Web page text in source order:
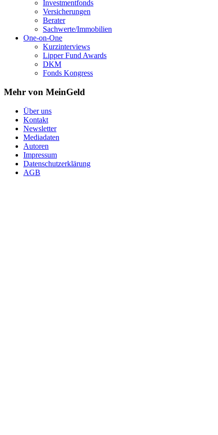
Investmentfonds
Versicherungen
Berater
Sachwerte/Immobilien
One-on-One
Kurzinterviews
Lipper Fund Awards
DKM
Fonds Kongress
Mehr von MeinGeld
Über uns
Kontakt
Newsletter
Mediadaten
Autoren
Impressum
Datenschutzerklärung
AGB